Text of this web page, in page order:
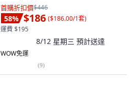
首購折扣價$446
58% $186 ($186.00/1套)
運費 $195
8/12 星期三 預計送達
WOW免運
(9)